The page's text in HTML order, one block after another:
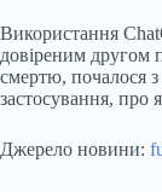
Використання
довіреним другом
смертю, почалося
застосування, про
Джерело новини: